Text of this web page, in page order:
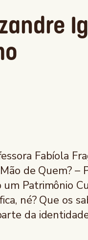
Fabíola
de Quem?
um
né? Que os
da